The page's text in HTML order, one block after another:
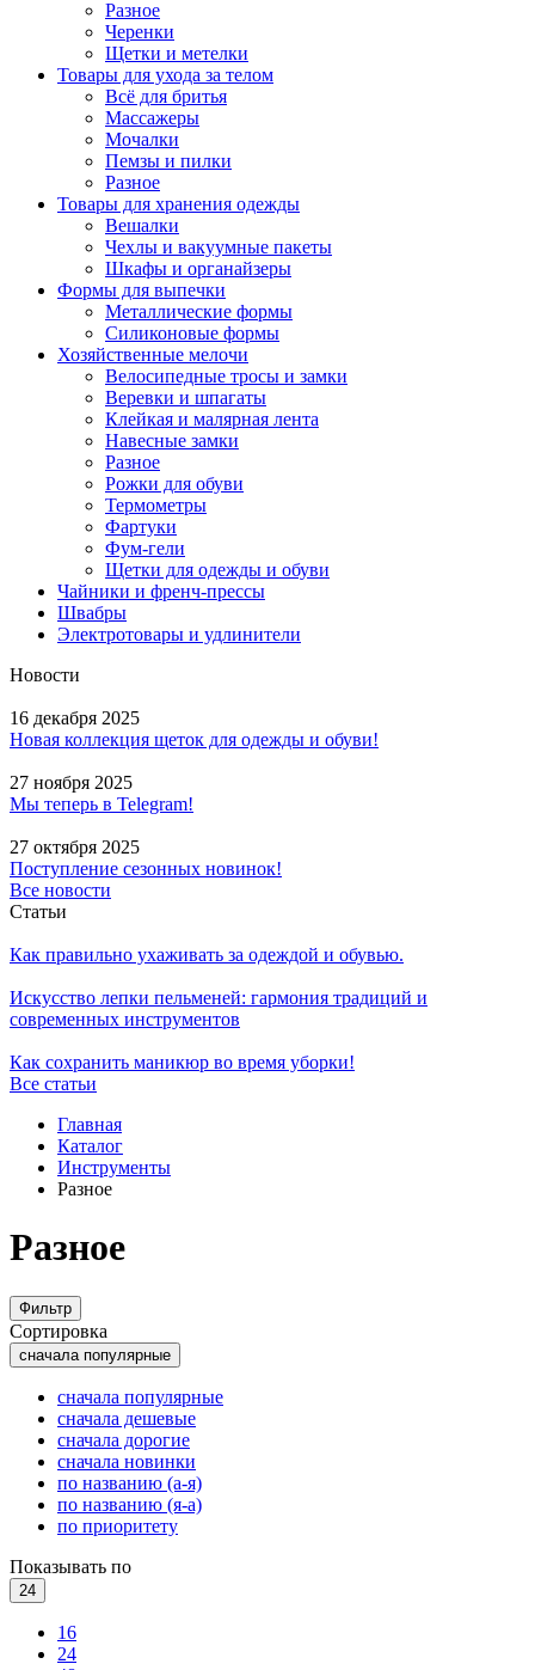
Разное
Черенки
Щетки и метелки
Товары для ухода за телом
Всё для бритья
Массажеры
Мочалки
Пемзы и пилки
Разное
Товары для хранения одежды
Вешалки
Чехлы и вакуумные пакеты
Шкафы и органайзеры
Формы для выпечки
Металлические формы
Силиконовые формы
Хозяйственные мелочи
Велосипедные тросы и замки
Веревки и шпагаты
Клейкая и малярная лента
Навесные замки
Разное
Рожки для обуви
Термометры
Фартуки
Фум-гели
Щетки для одежды и обуви
Чайники и френч-прессы
Швабры
Электротовары и удлинители
Новости
16 декабря 2025
Новая коллекция щеток для одежды и обуви!
27 ноября 2025
Мы теперь в Telegram!
27 октября 2025
Поступление сезонных новинок!
Все новости
Статьи
Как правильно ухаживать за одеждой и обувью.
Искусство лепки пельменей: гармония традиций и
современных инструментов
Как сохранить маникюр во время уборки!
Все статьи
Главная
Каталог
Инструменты
Разное
Разное
Фильтр
Сортировка
сначала популярные
сначала популярные
сначала дешевые
сначала дорогие
сначала новинки
по названию (а-я)
по названию (я-а)
по приоритету
Показывать по
24
16
24